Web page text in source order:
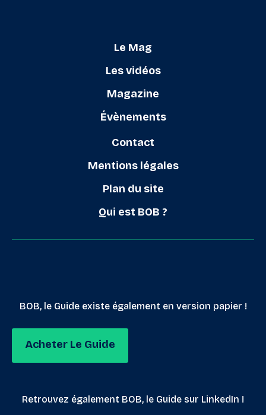
Le Mag
Les vidéos
Magazine
Évènements
Contact
Mentions légales
Plan du site
Qui est BOB ?
BOB, le Guide existe également en version papier !
Acheter Le Guide
Retrouvez également BOB, le Guide sur LinkedIn !